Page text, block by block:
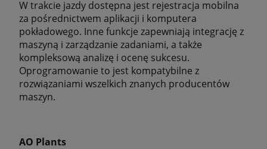
W trakcie jazdy dostępna jest rejestracja mobilna
za pośrednictwem aplikacji i komputera
pokładowego. Inne funkcje zapewniają integrację z
maszyną i zarządzanie zadaniami, a także
kompleksową analizę i ocenę sukcesu.
Oprogramowanie to jest kompatybilne z
rozwiązaniami wszelkich znanych producentów
maszyn.
AO Plants